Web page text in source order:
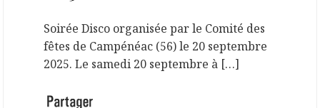
Soirée Disco organisée par le Comité des
fêtes de Campénéac (56) le 20 septembre
2025. Le samedi 20 septembre à […]